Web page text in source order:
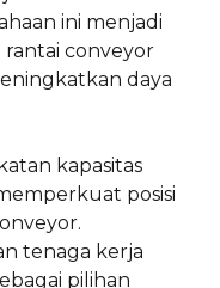
ini menjadi
conveyor
daya
kapasitas
posisi
tenaga kerja
pilihan